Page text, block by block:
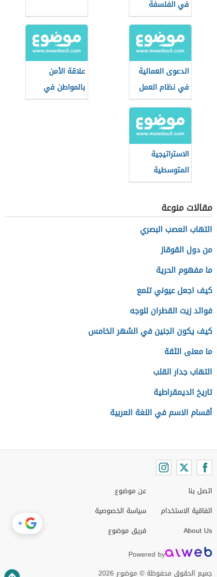
في الفلسفة
الدعوى العمالية
في نظام العمل
السعودي
علاقة الأمن
بالمواطن في
بعدها الاجتماعي
الاستراتيجية
المتوسطية
للتنمية
المستدامة
مقالات منوعة
التهاب العصب البصري
من دول القوقاز
ما مفهوم الحرية
كيف اجعل عيوني تلمع
فوائد زيت القطران للوجه
كيف يكون الجنين في الشهر الخامس
ما معنى الثقة
التهاب جدار القلب
تاريخ الديمقراطية
أقسام الاسم في اللغة العربية
اتصل بنا
اتفاقية الاستخدام
About Us
عن موضوع
سياسة الخصوصية
فريق موضوع
Powered by
جميع الحقوق محفوظة © موضوع 2026
+